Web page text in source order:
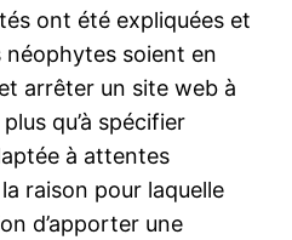
ont été expliquées et
néophytes soient en
arrêter un site web à
qu’à spécifier
à attentes
raison pour laquelle
d’apporter une